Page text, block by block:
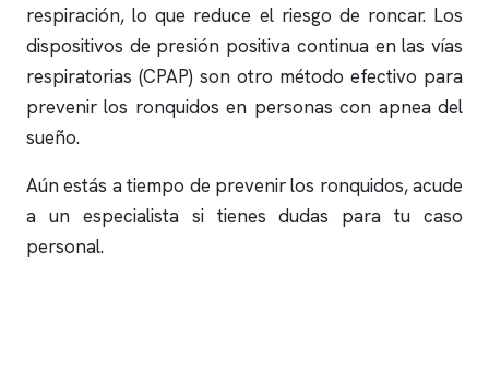
respiración, lo que reduce el riesgo de roncar. Los
dispositivos de presión positiva continua en las vías
respiratorias (CPAP) son otro método efectivo para
prevenir los ronquidos en personas con apnea del
sueño.
Aún estás a tiempo de prevenir los ronquidos, acude
a un especialista si tienes dudas para tu caso
personal.